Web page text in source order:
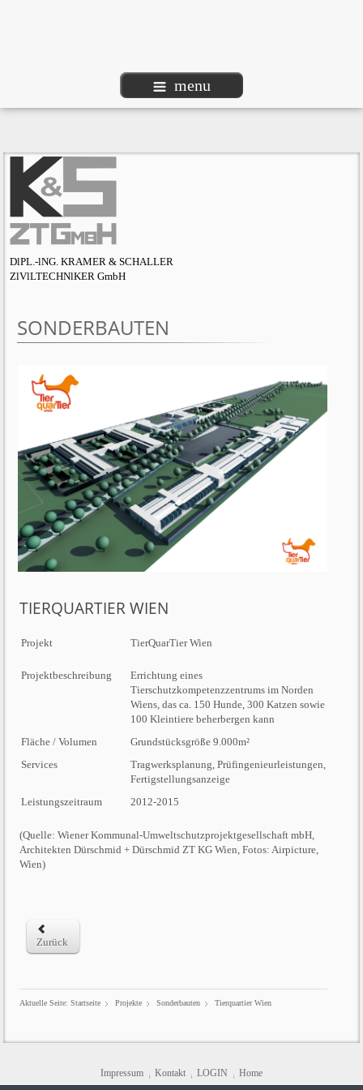
menu
DlPL.-lNG. KRAMER & SCHALLER
ZlVlLTECHNlKER GmbH
SONDERBAUTEN
TIERQUARTIER WIEN
Projekt TierQuarTier Wien
Projektbeschreibung
Errichtung eines
Tierschutzkompetenzzentrums im Norden
Wiens, das ca. 150 Hunde, 300 Katzen sowie
100 Kleintiere beherbergen kann
Fläche / Volumen
Grundstücksgröße 9.000m²
Services
Tragwerksplanung, Prüfingenieurleistungen,
Fertigstellungsanzeige
Leistungszeitraum
2012-2015
(Quelle: Wiener Kommunal-Umweltschutzprojektgesellschaft mbH,
Architekten Dürschmid + Dürschmid ZT KG Wien, Fotos: Airpicture,
Wien)
Zurück
Aktuelle Seite:Startseite Projekte Sonderbauten Tierquartier Wien
Impressum Kontakt LOGIN Home